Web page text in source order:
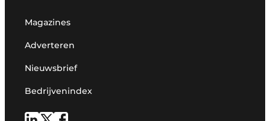
Magazines
Adverteren
Nieuwsbrief
Bedrijvenindex